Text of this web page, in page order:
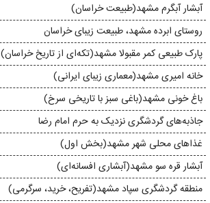
آبشار آبگرم مشهد(طبیعت خراسان)
روستای ابرده مشهد، طبیعت زیبای خراسان
پارک طبیعی کمر مقبولا مشهد(تکه‌ای از تاریخ خراسان)
خانه‌ امیری مشهد(معماری زیبای ایرانی)
باغ خونی مشهد(باغی سبز با تاریخی سرخ)
جاذبه‌های گردشگری نزدیک به حرم امام رضا
غذاهای محلی شهر مشهد(بخش اول)
آبشار قره‌ سو مشهد(آبشاری افسانه‌ای)
منطقه گردشگری سپاد مشهد(تفریح، خرید، سرگرمی)